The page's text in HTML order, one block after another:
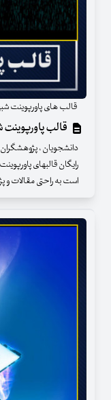
قالب های پاورپوینت
قالب پاورپوینت
دانشجویان ،
رایگان قالبهای
است به راحتی مقالات و